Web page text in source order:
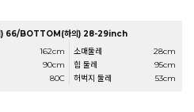
) 66/BOTTOM(하의) 28-29inch
162cm
90cm
80C
소매둘레
28cm
힙 둘레
95cm
허벅지 둘레
53cm